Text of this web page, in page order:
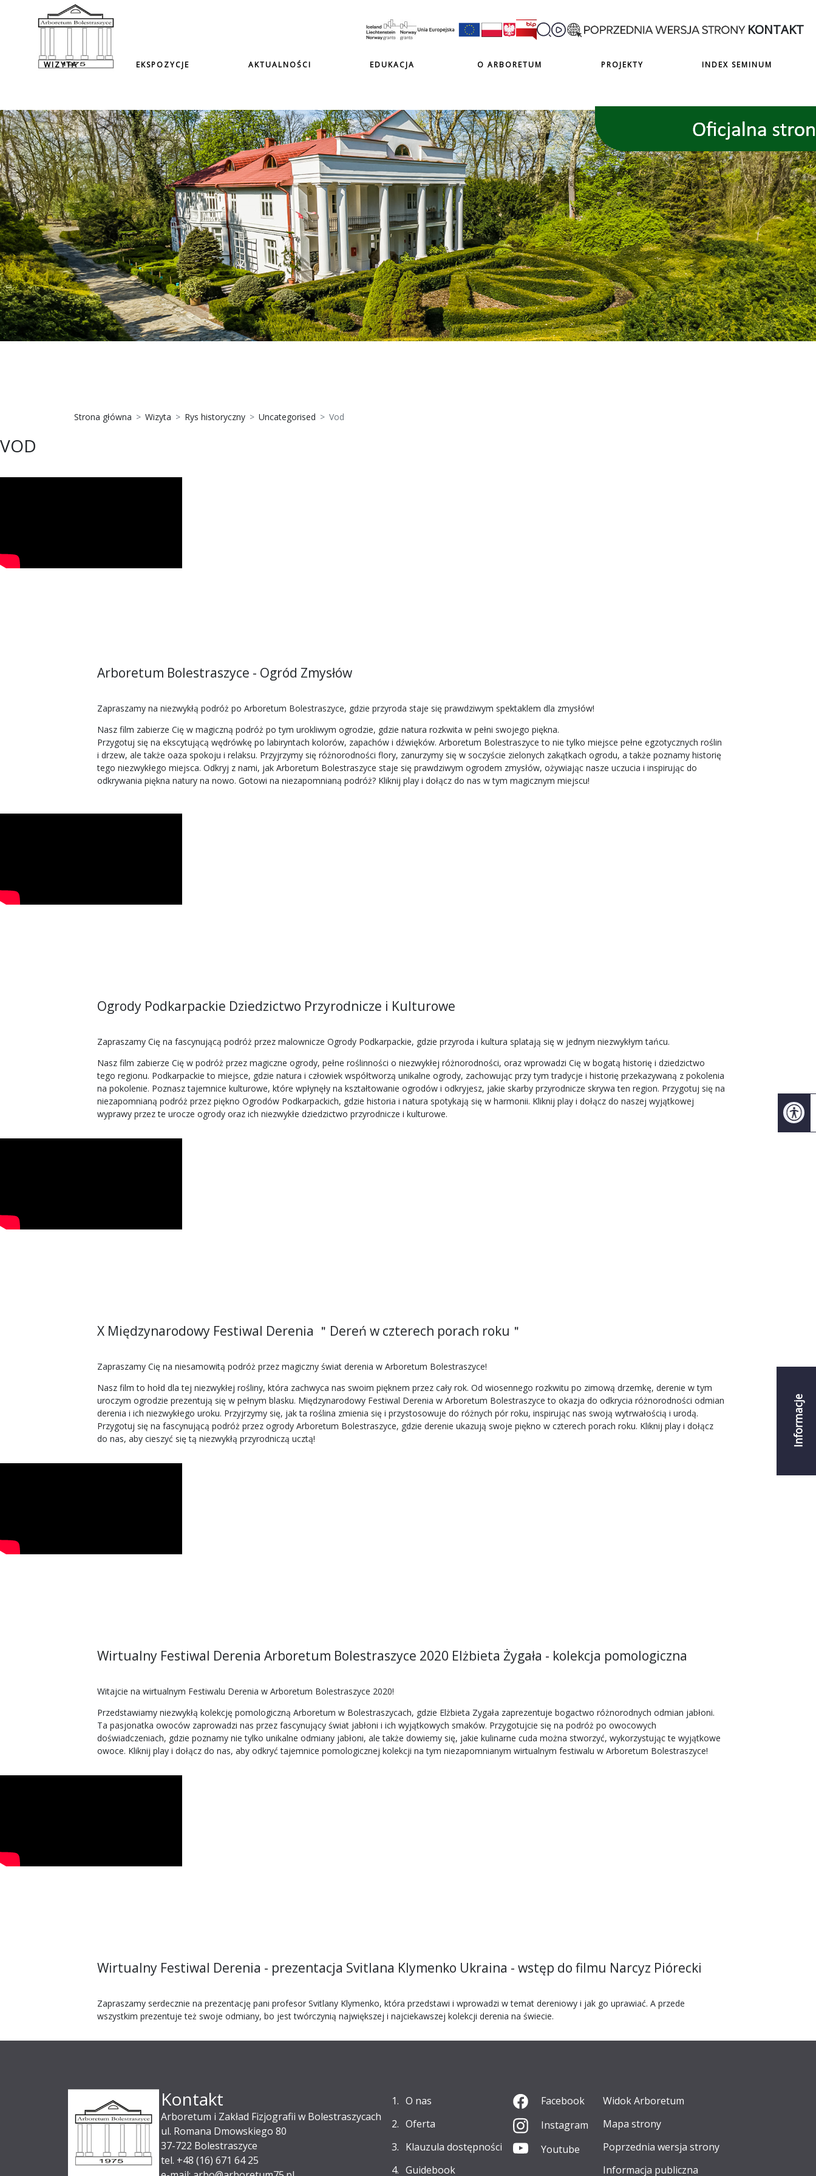
KONTAKT
WIZYTA EKSPOZYCJE AKTUALNOŚCI EDUKACJA O ARBORETUM PROJEKTY INDEX SEMINUM
Informacje
Strona główna Wizyta Rys historyczny Uncategorised Vod
VOD
Arboretum Bolestraszyce - Ogród Zmysłów
Zapraszamy na niezwykłą podróż po Arboretum Bolestraszyce, gdzie przyroda staje się prawdziwym spektaklem dla zmysłów!
Nasz film zabierze Cię w magiczną podróż po tym urokliwym ogrodzie, gdzie natura rozkwita w pełni swojego piękna.
Przygotuj się na ekscytującą wędrówkę po labiryntach kolorów, zapachów i dźwięków. Arboretum Bolestraszyce to nie tylko miejsce pełne egzotycznych roślin
i drzew, ale także oaza spokoju i relaksu. Przyjrzymy się różnorodności flory, zanurzymy się w soczyście zielonych zakątkach ogrodu, a także poznamy historię
tego niezwykłego miejsca. Odkryj z nami, jak Arboretum Bolestraszyce staje się prawdziwym ogrodem zmysłów, ożywiając nasze uczucia i inspirując do
odkrywania piękna natury na nowo. Gotowi na niezapomnianą podróż? Kliknij play i dołącz do nas w tym magicznym miejscu!
Ogrody Podkarpackie Dziedzictwo Przyrodnicze i Kulturowe
Zapraszamy Cię na fascynującą podróż przez malownicze Ogrody Podkarpackie, gdzie przyroda i kultura splatają się w jednym niezwykłym tańcu.
Nasz film zabierze Cię w podróż przez magiczne ogrody, pełne roślinności o niezwykłej różnorodności, oraz wprowadzi Cię w bogatą historię i dziedzictwo
tego regionu. Podkarpackie to miejsce, gdzie natura i człowiek współtworzą unikalne ogrody, zachowując przy tym tradycje i historię przekazywaną z pokolenia
na pokolenie. Poznasz tajemnice kulturowe, które wpłynęły na kształtowanie ogrodów i odkryjesz, jakie skarby przyrodnicze skrywa ten region. Przygotuj się na
niezapomnianą podróż przez piękno Ogrodów Podkarpackich, gdzie historia i natura spotykają się w harmonii. Kliknij play i dołącz do naszej wyjątkowej
wyprawy przez te urocze ogrody oraz ich niezwykłe dziedzictwo przyrodnicze i kulturowe.
X Międzynarodowy Festiwal Derenia ＂Dereń w czterech porach roku＂
Zapraszamy Cię na niesamowitą podróż przez magiczny świat derenia w Arboretum Bolestraszyce!
Nasz film to hołd dla tej niezwykłej rośliny, która zachwyca nas swoim pięknem przez cały rok. Od wiosennego rozkwitu po zimową drzemkę, derenie w tym
uroczym ogrodzie prezentują się w pełnym blasku. Międzynarodowy Festiwal Derenia w Arboretum Bolestraszyce to okazja do odkrycia różnorodności odmian
derenia i ich niezwykłego uroku. Przyjrzymy się, jak ta roślina zmienia się i przystosowuje do różnych pór roku, inspirując nas swoją wytrwałością i urodą.
Przygotuj się na fascynującą podróż przez ogrody Arboretum Bolestraszyce, gdzie derenie ukazują swoje piękno w czterech porach roku. Kliknij play i dołącz
do nas, aby cieszyć się tą niezwykłą przyrodniczą ucztą!
Wirtualny Festiwal Derenia Arboretum Bolestraszyce 2020 Elżbieta Żygała - kolekcja pomologiczna
Witajcie na wirtualnym Festiwalu Derenia w Arboretum Bolestraszyce 2020!
Przedstawiamy niezwykłą kolekcję pomologiczną Arboretum w Bolestraszycach, gdzie Elżbieta Zygała zaprezentuje bogactwo różnorodnych odmian jabłoni.
Ta pasjonatka owoców zaprowadzi nas przez fascynujący świat jabłoni i ich wyjątkowych smaków. Przygotujcie się na podróż po owocowych
doświadczeniach, gdzie poznamy nie tylko unikalne odmiany jabłoni, ale także dowiemy się, jakie kulinarne cuda można stworzyć, wykorzystując te wyjątkowe
owoce. Kliknij play i dołącz do nas, aby odkryć tajemnice pomologicznej kolekcji na tym niezapomnianym wirtualnym festiwalu w Arboretum Bolestraszyce!
Wirtualny Festiwal Derenia - prezentacja Svitlana Klymenko Ukraina - wstęp do filmu Narcyz Piórecki
Zapraszamy serdecznie na prezentację pani profesor Svitlany Klymenko, która przedstawi i wprowadzi w temat dereniowy i jak go uprawiać. A przede
wszystkim prezentuje też swoje odmiany, bo jest twórczynią największej i najciekawszej kolekcji derenia na świecie.
Kontakt
Arboretum i Zakład Fizjografii w Bolestraszycach
ul. Romana Dmowskiego 80
37-722 Bolestraszyce
tel. +48 (16) 671 64 25
O nas
Oferta
Klauzula dostępności
Guidebook
Facebook
Instagram
Youtube
Widok Arboretum
Mapa strony
Poprzednia wersja strony
Informacja publiczna